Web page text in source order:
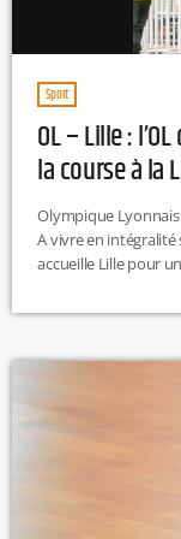
Sport
OL – Lille :
la course à la
Olympique Lyonnais
A vivre en intégralité
accueille Lille pour
dépasser un
permettrait aux